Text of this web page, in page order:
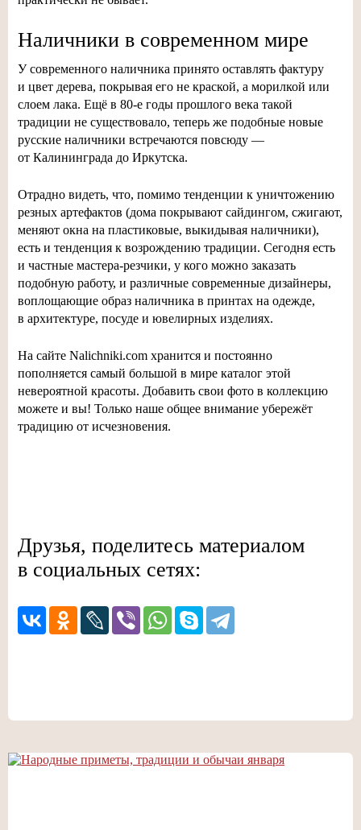
Наличники в современном мире
У современного наличника принято оставлять фактуру
и цвет дерева, покрывая его не краской, а морилкой или
слоем лака. Ещё в 80-е годы прошлого века такой
традиции не существовало, теперь же подобные новые
русские наличники встречаются повсюду —
от Калининграда до Иркутска.
Отрадно видеть, что, помимо тенденции к уничтожению
резных артефактов (дома покрывают сайдингом, сжигают,
меняют окна на пластиковые, выкидывая наличники),
есть и тенденция к возрождению традиции. Сегодня есть
и частные мастера-резчики, у кого можно заказать
подобную работу, и различные современные дизайнеры,
воплощающие образ наличника в принтах на одежде,
в архитектуре, посуде и ювелирных изделиях.
На сайте Nalichniki.com хранится и постоянно
пополняется самый большой в мире каталог этой
невероятной красоты. Добавить свои фото в коллекцию
можете и вы! Только наше общее внимание убережёт
традицию от исчезновения.
Друзья, поделитесь материалом
в социальных сетях: